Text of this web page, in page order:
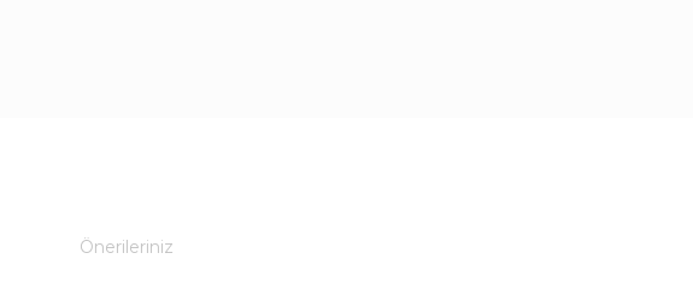
Önerileriniz